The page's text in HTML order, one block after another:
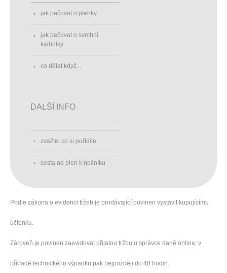
jak pečovat o plenky
jak pečovat o svrchní
kalhotky
co dělat když...
DALŠÍ INFO
zvažte, co si pořídíte
cesta od plen k nočníku
Podle zákona o evidenci tržeb je prodávající povinen vystavit kupujícímu
účtenku.
Zároveň je povinen zaevidovat přijatou tržbu u správce daně online; v
případě technického výpadku pak nejpozději do 48 hodin.